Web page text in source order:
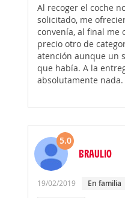
Al recoger el coche
solicitado, me
convenía, al final me
precio otro de
atención aunque un
que había. A la
absolutamente
5.0
BRAULIO
19/02/2019 En familia